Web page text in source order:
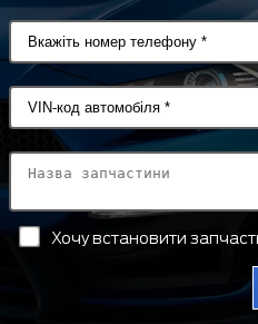
Хочу встановити